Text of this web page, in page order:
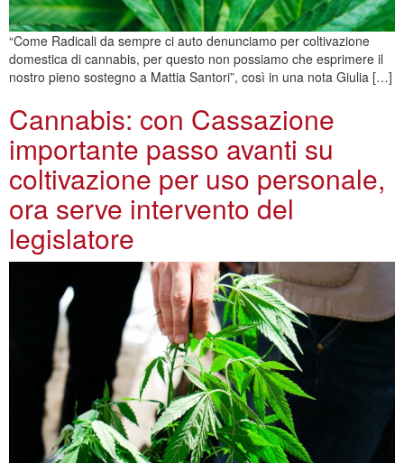
“Come Radicali da sempre ci auto denunciamo per coltivazione
domestica di cannabis, per questo non possiamo che esprimere il
nostro pieno sostegno a Mattia Santori”, così in una nota Giulia […]
Cannabis: con Cassazione
importante passo avanti su
coltivazione per uso personale,
ora serve intervento del
legislatore